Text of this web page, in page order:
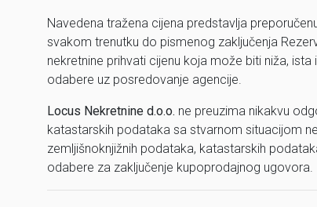
Navedena tražena cijena predstavlja
svakom trenutku do pismenog zaključenja
nekretnine prihvati cijenu koja može biti niža,
odabere uz posredovanje agencije.
Locus Nekretnine d.o.o. ne preuzima nikakvu
katastarskih podataka sa stvarnom situacijom
zemljišnoknjižnih podataka, katastarskih
odabere za zaključenje kupoprodajnog ugovora.